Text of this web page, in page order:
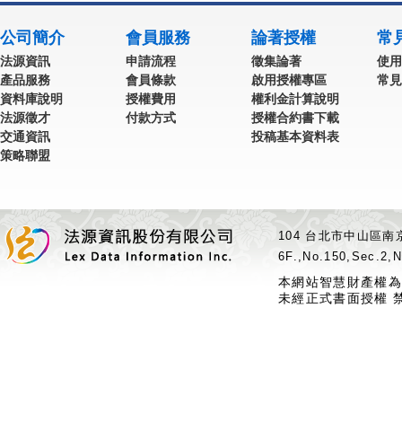
公司簡介
法源資訊
產品服務
資料庫說明
法源徵才
交通資訊
策略聯盟
會員服務
申請流程
會員條款
授權費用
付款方式
論著授權
徵集論著
啟用授權專區
權利金計算說明
授權合約書下載
投稿基本資料表
常
使
常
104 台北市中山區
本網站智慧財產權
未經正式書面授權